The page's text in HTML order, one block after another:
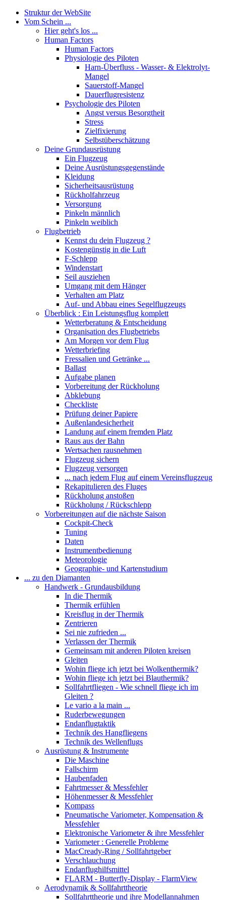
Struktur der WebSite
Vom Schein ...
Hier geht's los ...
Human Factors
Human Factors
Physiologie des Piloten
Harn-Überfluss - Wasser- & Elektrolyt-
Mangel
Sauerstoff-Mangel
Dauerflugresistenz
Psychologie des Piloten
Angst versus Besorgtheit
Stress
Zielfixierung
Selbstüberschätzung
Deine Grundausrüstung
Ein Flugzeug
Deine Ausrüstungsgegenstände
Kleidung
Sicherheitsausrüstung
Rückholfahrzeug
Versorgung
Pinkeln männlich
Pinkeln weiblich
Flugbetrieb
Kennst du dein Flugzeug ?
Kostengünstig in die Luft
F-Schlepp
Windenstart
Seil ausziehen
Umgang mit dem Hänger
Verhalten am Platz
Auf- und Abbau eines Segelflugzeugs
Überblick : Ein Leistungsflug komplett
Wetterberatung & Entscheidung
Organisation des Flugbetriebs
Am Morgen vor dem Flug
Wetterbriefing
Fressalien und Getränke ...
Ballast
Aufgabe planen
Vorbereitung der Rückholung
Abklebung
Checkliste
Prüfung deiner Papiere
Außenlandesicherheit
Landung auf einem fremden Platz
Raus aus der Bahn
Wertsachen rausnehmen
Flugzeug sichern
Flugzeug versorgen
... nach jedem Flug auf einem Vereinsflugzeug
Rekapitulieren des Fluges
Rückholung anstoßen
Rückholung / Rückschlepp
Vorbereitungen auf die nächste Saison
Cockpit-Check
Tuning
Daten
Instrumentbedienung
Meteorologie
Geographie- und Kartenstudium
... zu den Diamanten
Handwerk - Grundausbildung
In die Thermik
Thermik erfühlen
Kreisflug in der Thermik
Zentrieren
Sei nie zufrieden ...
Verlassen der Thermik
Gemeinsam mit anderen Piloten kreisen
Gleiten
Wohin fliege ich jetzt bei Wolkenthermik?
Wohin fliege ich jetzt bei Blauthermik?
Sollfahrtfliegen - Wie schnell fliege ich im
Gleiten ?
Le vario a la main ...
Ruderbewegungen
Endanflugtaktik
Technik des Hangfliegens
Technik des Wellenflugs
Ausrüstung & Instrumente
Die Maschine
Fallschirm
Haubenfaden
Fahrtmesser & Messfehler
Höhenmesser & Messfehler
Kompass
Pneumatische Variometer, Kompensation &
Messfehler
Elektronische Variometer & ihre Messfehler
Variometer : Generelle Probleme
MacCready-Ring / Sollfahrtgeber
Verschlauchung
Endanflughilfsmittel
FLARM - Butterfly-Display - FlarmView
Aerodynamik & Sollfahrttheorie
Sollfahrttheorie und ihre Modellannahmen